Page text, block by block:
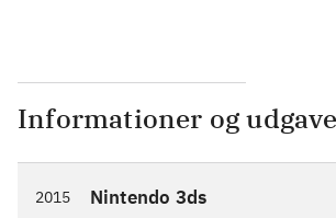
Informationer og
2015 Nintendo 3ds